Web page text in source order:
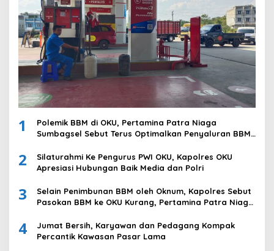
1
Polemik BBM di OKU, Pertamina Patra Niaga
Sumbagsel Sebut Terus Optimalkan Penyaluran BBM
Komering Ulu
2
Silaturahmi Ke Pengurus PWI OKU, Kapolres OKU
Apresiasi Hubungan Baik Media dan Polri
3
Selain Penimbunan BBM oleh Oknum, Kapolres Sebut
Pasokan BBM ke OKU Kurang, Pertamina Patra Niaga
4
Jumat Bersih, Karyawan dan Pedagang Kompak
Percantik Kawasan Pasar Lama